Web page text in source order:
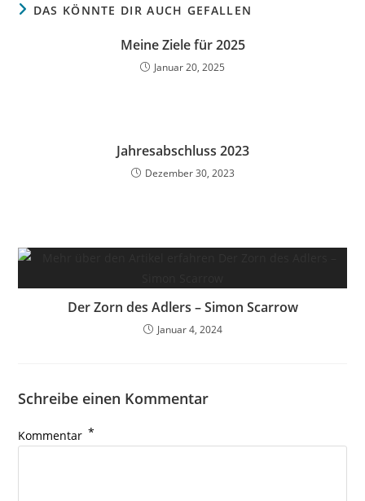
DAS KÖNNTE DIR AUCH GEFALLEN
Meine Ziele für 2025
Januar 20, 2025
Jahresabschluss 2023
Dezember 30, 2023
Der Zorn des Adlers – Simon Scarrow
Januar 4, 2024
Schreibe einen Kommentar
Kommentar *